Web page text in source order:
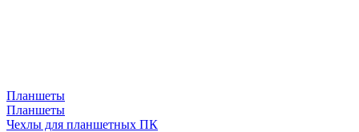
Планшеты
Планшеты
Чехлы для планшетных ПК